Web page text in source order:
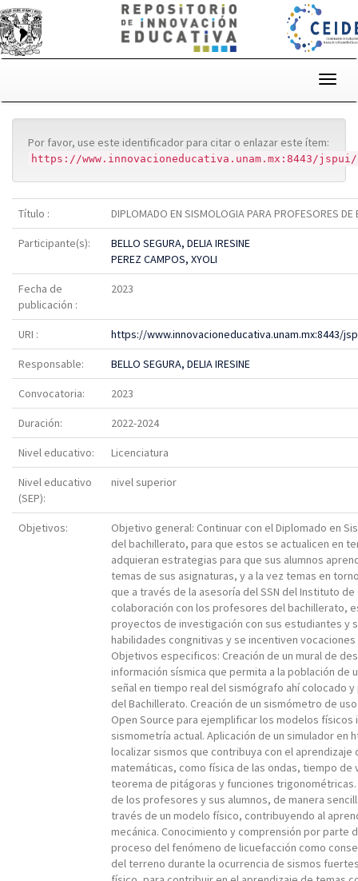
Por favor, use este identificador para citar o enlazar este ítem:
https://www.innovacioneducativa.unam.mx:8443/jspui/
Título : DIPLOMADO EN SISMOLOGIA PARA PROFESORES DE
Participante(s):
BELLO SEGURA, DELIA IRESINE
PEREZ CAMPOS, XYOLI
Fecha de
publicación :
2023
URI : https://www.innovacioneducativa.unam.mx:8443/
Responsable: BELLO SEGURA, DELIA IRESINE
Convocatoria: 2023
Duración: 2022-2024
Nivel educativo: Licenciatura
Nivel educativo
(SEP):
nivel superior
Objetivos:
Objetivo general: Continuar con el Diplomado en
del bachillerato, para que estos se actualicen en
adquieran estrategias para que sus alumnos
temas de sus asignaturas, y a la vez temas en
que a través de la asesoría del SSN del Instituto de
colaboración con los profesores del bachillerato,
proyectos de investigación con sus estudiantes y
habilidades congnitivas y se incentiven
Objetivos especificos: Creación de un mural de
información sísmica que permita a la población de
señal en tiempo real del sismógrafo ahí colocado y
del Bachillerato. Creación de un sismómetro de
Open Source para ejemplificar los modelos físicos
sismometría actual. Aplicación de un simulador en
localizar sismos que contribuya con el aprendizaje
matemáticas, como física de las ondas, tiempo de
teorema de pitágoras y funciones
de los profesores y sus alumnos, de manera
través de un modelo físico, contribuyendo al
mecánica. Conocimiento y comprensión por parte
proceso del fenómeno de licuefacción como
del terreno durante la ocurrencia de sismos